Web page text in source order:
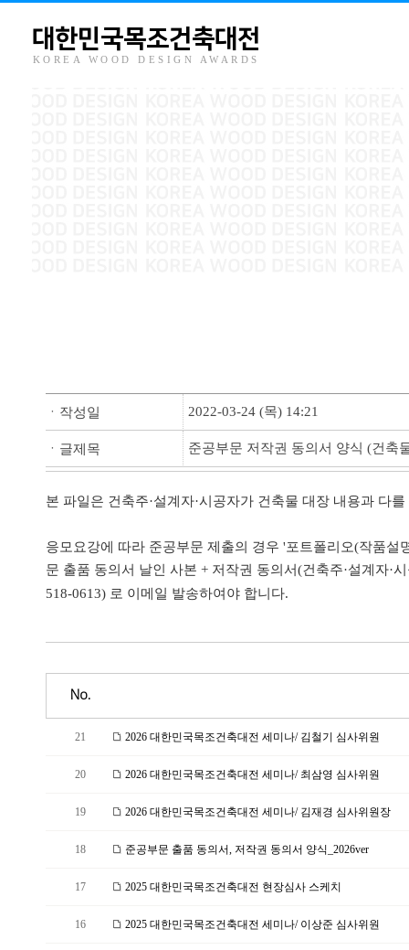
대한민국목조건축대전
KOREA WOOD DESIGN AWARDS
ㆍ작성일 2022-03-24 (목) 14:21
ㆍ글제목 준공부문 저작권 동의서 양식 (건축
본 파일은 건축주·설계자·시공자가 건축물 대장 내용과 다
응모요강에 따라 준공부문 제출의 경우 '포트폴리오(작품설
문 출품 동의서 날인 사본 + 저작권 동의서(건축주·설계자
518-0613) 로 이메일 발송하여야 합니다.
No.
21 2026 대한민국목조건축대전 세미나/ 김철기 심사위원
20 2026 대한민국목조건축대전 세미나/ 최삼영 심사위원
19 2026 대한민국목조건축대전 세미나/ 김재경 심사위원장
18 준공부문 출품 동의서, 저작권 동의서 양식_2026ver
17 2025 대한민국목조건축대전 현장심사 스케치
16 2025 대한민국목조건축대전 세미나/ 이상준 심사위원